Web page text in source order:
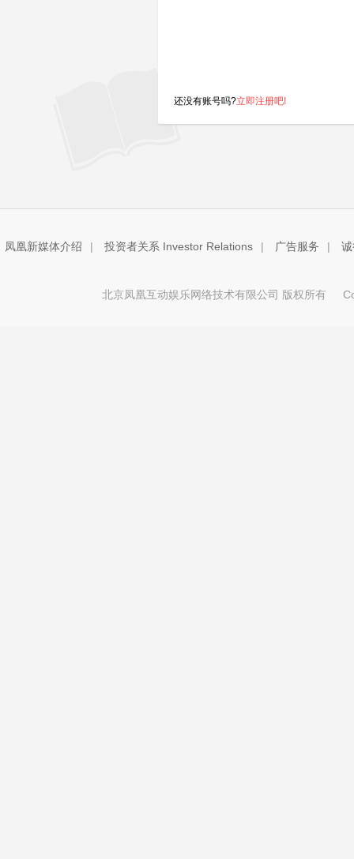
还没有账号吗?立即注册吧!
凤凰新媒体介绍 | 投资者关系 Investor Relations | 广告服务 |
北京凤凰互动娱乐网络技术有限公司 版权所有